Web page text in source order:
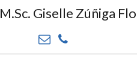
M.Sc. Giselle Zúñiga